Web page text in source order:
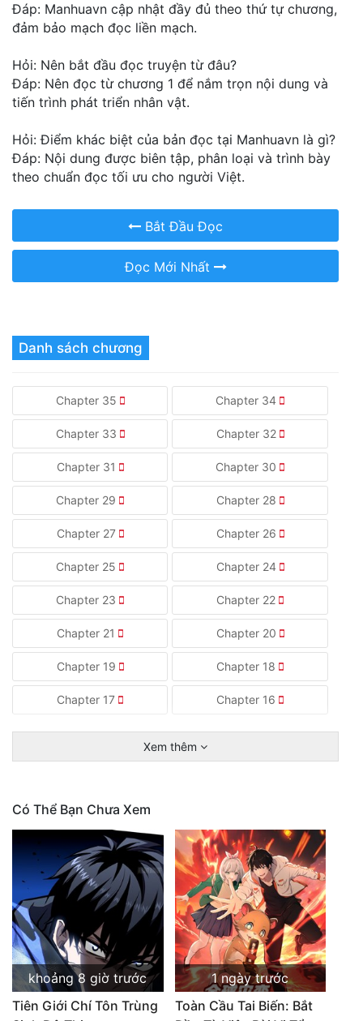
Đáp: Manhuavn cập nhật đầy đủ theo thứ tự chương,
đảm bảo mạch đọc liền mạch.
Hỏi: Nên bắt đầu đọc truyện từ đâu?
Đáp: Nên đọc từ chương 1 để nắm trọn nội dung và
tiến trình phát triển nhân vật.
Hỏi: Điểm khác biệt của bản đọc tại Manhuavn là gì?
Đáp: Nội dung được biên tập, phân loại và trình bày
theo chuẩn đọc tối ưu cho người Việt.
Bắt Đầu Đọc
Đọc Mới Nhất
Danh sách chương
Chapter 35 Chapter 34
Chapter 33 Chapter 32
Chapter 31 Chapter 30
Chapter 29 Chapter 28
Chapter 27 Chapter 26
Chapter 25 Chapter 24
Chapter 23 Chapter 22
Chapter 21 Chapter 20
Chapter 19 Chapter 18
Chapter 17 Chapter 16
Xem thêm
Có Thể Bạn Chưa Xem
khoảng 8 giờ trước
Tiên Giới Chí Tôn Trùng
1 ngày trước
Toàn Cầu Tai Biến: Bắt